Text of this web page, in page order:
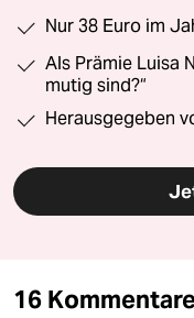
Nur 38 Euro im
Als Prämie Luisa
mutig sind?“
Herausgegeben
16 Kommentare